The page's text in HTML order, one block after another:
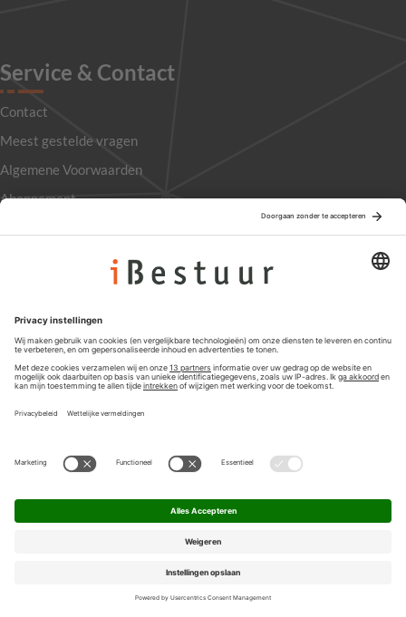
Service & Contact
Contact
Meest gestelde vragen
Algemene Voorwaarden
Abonnement
Privacyinstellingen